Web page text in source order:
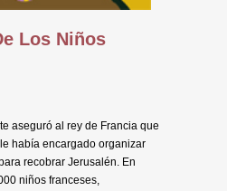
Los Niños
aseguró al rey de Francia que
había encargado organizar
recobrar Jerusalén. En
niños franceses,